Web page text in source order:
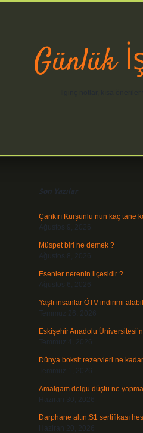
Günlük
Son Yazılar
Çankırı Kurşunlu’nun kaç tane
Ağustos 9, 2026
Müspet biri ne demek ?
Ağustos 8, 2026
Esenler nerenin ilçesidir ?
Ağustos 6, 2026
Yaşlı insanlar ÖTV indirimi
Temmuz 26, 2026
Eskişehir Anadolu
Temmuz 4, 2026
Dünya boksit rezervleri ne
Temmuz 1, 2026
Amalgam dolgu düştü ne
Haziran 30, 2026
Darphane altın.S1 sertifikası
Haziran 20, 2026